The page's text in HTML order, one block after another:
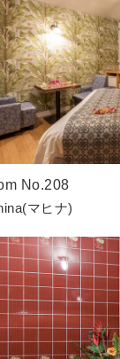
No.208
マヒナ)